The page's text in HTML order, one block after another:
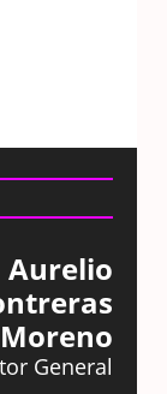
Aurelio
Moreno
General